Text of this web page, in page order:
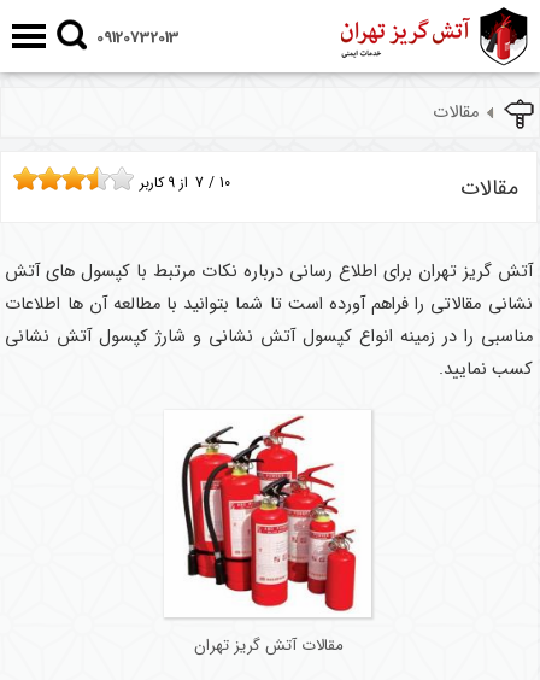
09120732013
مقالات
مقالات 7 / 10 از 9کاربر
آتش گریز تهران برای اطلاع رسانی درباره نکات مرتبط با کپسول های آتش
نشانی مقالاتی را فراهم آورده است تا شما بتوانید با مطالعه آن ها اطلاعات
مناسبی را در زمینه انواع کپسول آتش نشانی و شارژ کپسول آتش نشانی
کسب نمایید.
مقالات آتش گریز تهران